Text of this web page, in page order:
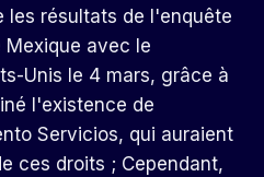
les résultats de l'enquête
avec le
Unis le 4 mars, grâce à
l'existence de
Servicios, qui auraient
ces droits ; Cependant,